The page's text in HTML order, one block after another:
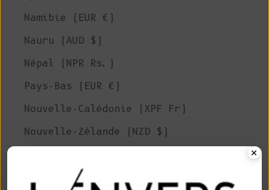
Namibie (EUR €)
Nauru (AUD $)
Népal (NPR Rs.)
Pays-Bas (EUR €)
Nouvelle-Calédonie (XPF Fr)
Nouvelle-Zélande (NZD $)
Niger (XOF Fr)